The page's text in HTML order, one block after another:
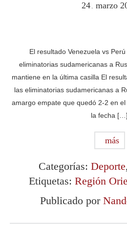
24 . marzo
El resultado Venezuela vs
eliminatorias sudamericanas a
mantiene en la última casilla El
las eliminatorias sudamericanas a
amargo empate que quedó 2-2 en
la fecha […]
más
Categorías: Deporte,
Etiquetas: Región
Publicado por